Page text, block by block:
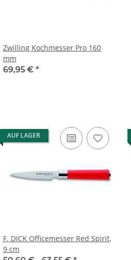
Zwilling Kochmesser Pro 160
mm
69,95 € *
AUF LAGER
F. DICK Officemesser Red Spirit,
9 cm